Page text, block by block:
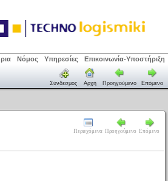
Νόμος Υπηρεσίες Επικοινωνία-Υποστήριξη
Σύνδεσμος Αρχή Προηγούμενο Επόμενο